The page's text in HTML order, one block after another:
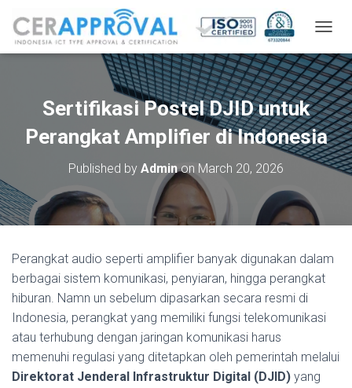
O
G
G
L
E
N
A
V
N
Sertifikasi Postel DJID untuk
Perangkat Amplifier di Indonesia
Published by Adminon March 20, 2026
Perangkat audio seperti amplifier banyak digunakan dalam
berbagai sistem komunikasi, penyiaran, hingga perangkat
hiburan. Namn un sebelum dipasarkan secara resmi di
Indonesia, perangkat yang memiliki fungsi telekomunikasi
atau terhubung dengan jaringan komunikasi harus
memenuhi regulasi yang ditetapkan oleh pemerintah melalui
Direktorat Jenderal Infrastruktur Digital (DJID) yang